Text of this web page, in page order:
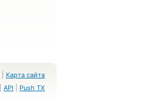
Карта сайта
API Push TX